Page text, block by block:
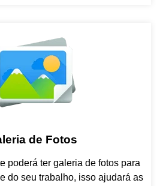
de Fotos
poderá ter galeria de fotos para
do seu trabalho, isso ajudará as